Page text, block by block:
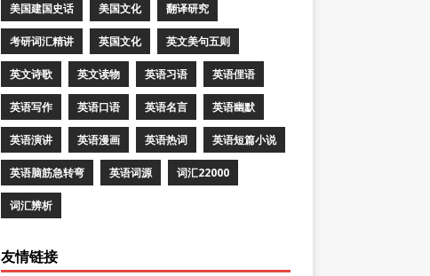
美国建国史话 美国文化 翻译研究
考研词汇精讲 英国文化 英文美句五则
英文诗歌 英文读物 英语习语 英语俚语
英语写作 英语口语 英语名言 英语幽默
英语演讲 英语漫画 英语热词 英语短篇小说
英语脑筋急转弯 英语词源 词汇22000
词汇辨析
友情链接